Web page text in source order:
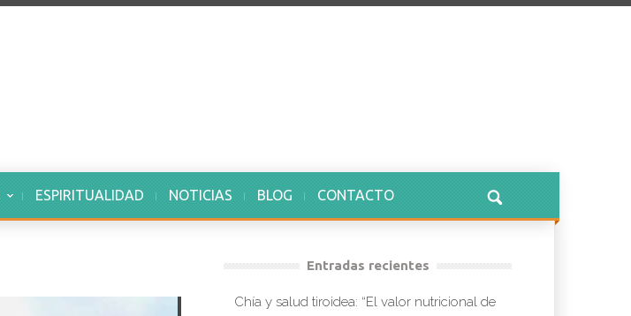
ESPIRITUALIDAD NOTICIAS BLOG CONTACTO
Entradas recientes
Chía y salud tiroidea: “El valor nutricional de